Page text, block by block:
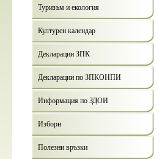
Туризъм и екология
Културен календар
Декларации ЗПК
Декларации по ЗПКОНПИ
Информация по ЗДОИ
Избори
Полезни връзки